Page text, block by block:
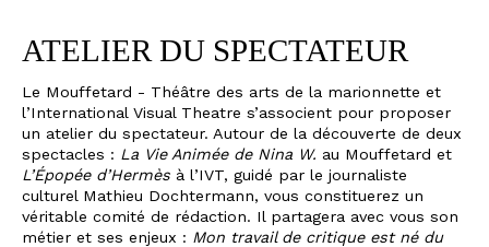
I
C
I
bénévoles qui nous ont rejoint cette saison !
ATELIER DU SPECTATEUR
Le Mouffetard - Théâtre des arts de la marionnette et
l’International Visual Theatre s’associent pour proposer
un atelier du spectateur. Autour de la découverte de deux
spectacles : La Vie Animée de Nina W. au Mouffetard et
L’Épopée d’Hermès à l’IVT, guidé par le journaliste
culturel Mathieu Dochtermann, vous constituerez un
véritable comité de rédaction. Il partagera avec vous son
métier et ses enjeux : Mon travail de critique est né du